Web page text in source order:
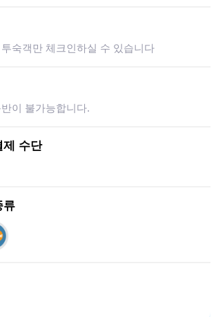
숙객만 체크인하실 수 있습니다
이 불가능합니다.
제 수단
류